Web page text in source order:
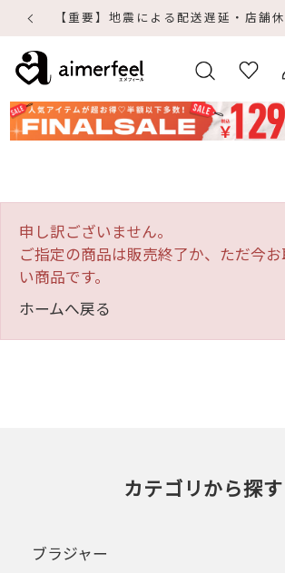
申し訳ございません。
ご指定の商品は販売終了か、ただ今
い商品です。
ホームへ戻る
カテゴリから探す
ブラジャー